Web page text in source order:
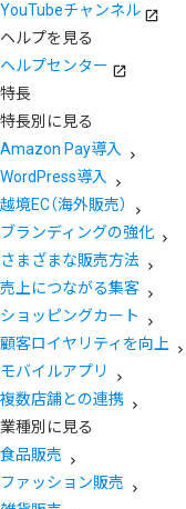
YouTubeチャンネル
ヘルプを見る
ヘルプセンター
特長
特長別に見る
Amazon Pay導入
WordPress導入
越境EC（海外販売）
ブランディングの強化
さまざまな販売方法
売上につながる集客
ショッピングカート
顧客ロイヤリティを向上
モバイルアプリ
複数店舗との連携
業種別に見る
食品販売
ファッション販売